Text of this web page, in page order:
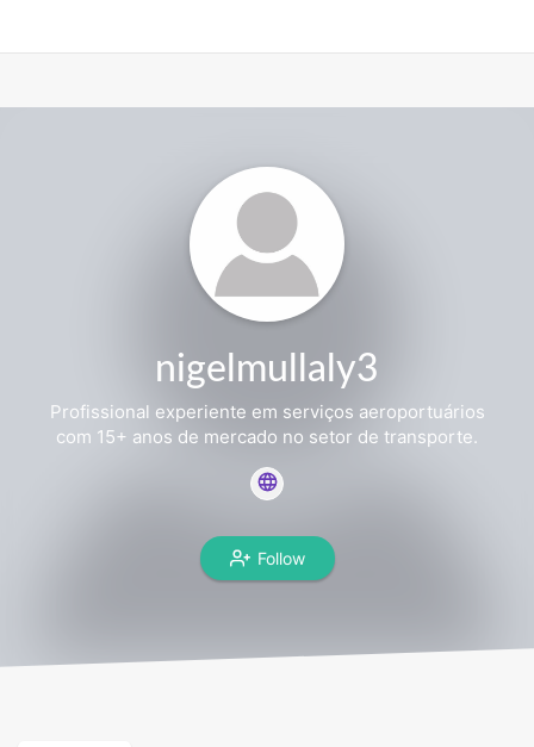
nigelmullaly3
Profissional experiente em serviços aeroportuários
com 15+ anos de mercado no setor de transporte.
Follow